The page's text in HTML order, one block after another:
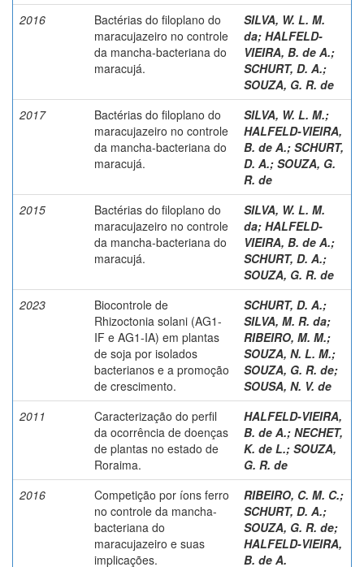
2016
Bactérias do filoplano do
maracujazeiro no controle
da mancha-bacteriana do
maracujá.
SILVA, W. L. M.
da; HALFELD-
VIEIRA, B. de A.;
SCHURT, D. A.;
SOUZA, G. R. de
2017
Bactérias do filoplano do
maracujazeiro no controle
da mancha-bacteriana do
maracujá.
SILVA, W. L. M.;
HALFELD-VIEIRA,
B. de A.; SCHURT,
D. A.; SOUZA, G.
R. de
2015
Bactérias do filoplano do
maracujazeiro no controle
da mancha-bacteriana do
maracujá.
SILVA, W. L. M.
da; HALFELD-
VIEIRA, B. de A.;
SCHURT, D. A.;
SOUZA, G. R. de
2023
Biocontrole de
Rhizoctonia solani (AG1-
IF e AG1-IA) em plantas
de soja por isolados
bacterianos e a promoção
de crescimento.
SCHURT, D. A.;
SILVA, M. R. da;
RIBEIRO, M. M.;
SOUZA, N. L. M.;
SOUZA, G. R. de;
SOUSA, N. V. de
2011
Caracterização do perfil
da ocorrência de doenças
de plantas no estado de
Roraima.
HALFELD-VIEIRA,
B. de A.; NECHET,
K. de L.; SOUZA,
G. R. de
2016
Competição por íons ferro
no controle da mancha-
bacteriana do
maracujazeiro e suas
implicações.
RIBEIRO, C. M. C.;
SCHURT, D. A.;
SOUZA, G. R. de;
HALFELD-VIEIRA,
B. de A.